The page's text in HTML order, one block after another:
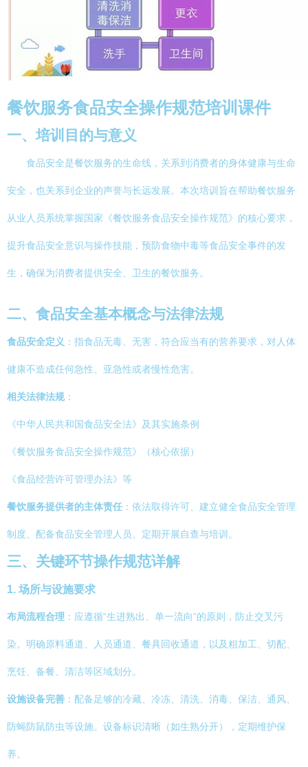
餐饮服务食品安全操作规范培训课件
一、培训目的与意义
食品安全是餐饮服务的生命线，关系到消费者的身体健康与生命
安全，也关系到企业的声誉与长远发展。本次培训旨在帮助餐饮服务
从业人员系统掌握国家《餐饮服务食品安全操作规范》的核心要求，
提升食品安全意识与操作技能，预防食物中毒等食品安全事件的发
生，确保为消费者提供安全、卫生的餐饮服务。
二、食品安全基本概念与法律法规
食品安全定义 ：指食品无毒、无害，符合应当有的营养要求，对人体
健康不造成任何急性、亚急性或者慢性危害。
相关法律法规 ：
《中华人民共和国食品安全法》及其实施条例
《餐饮服务食品安全操作规范》（核心依据）
《食品经营许可管理办法》等
餐饮服务提供者的主体责任 ：依法取得许可、建立健全食品安全管理
制度、配备食品安全管理人员、定期开展自查与培训。
三、关键环节操作规范详解
1. 场所与设施要求
布局流程合理 ：应遵循“生进熟出、单一流向”的原则，防止交叉污
染。明确原料通道、人员通道、餐具回收通道，以及粗加工、切配、
烹饪、备餐、清洁等区域划分。
设施设备完善 ：配备足够的冷藏、冷冻、清洗、消毒、保洁、通风、
防蝇防鼠防虫等设施。设备标识清晰（如生熟分开），定期维护保
养。